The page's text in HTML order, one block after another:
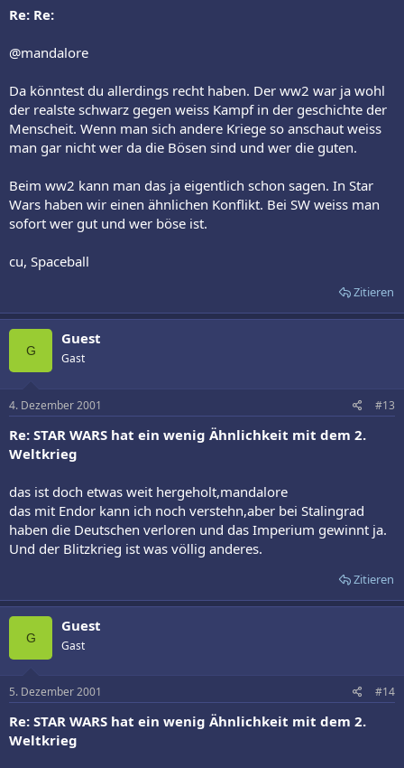
Re: Re:
@mandalore
Da könntest du allerdings recht haben. Der ww2 war ja wohl
der realste schwarz gegen weiss Kampf in der geschichte der
Menscheit. Wenn man sich andere Kriege so anschaut weiss
man gar nicht wer da die Bösen sind und wer die guten.
Beim ww2 kann man das ja eigentlich schon sagen. In Star
Wars haben wir einen ähnlichen Konflikt. Bei SW weiss man
sofort wer gut und wer böse ist.
cu, Spaceball
Zitieren
G
Guest
Gast
4. Dezember 2001 #13
Re: STAR WARS hat ein wenig Ähnlichkeit mit dem 2.
Weltkrieg
das ist doch etwas weit hergeholt,mandalore
das mit Endor kann ich noch verstehn,aber bei Stalingrad
haben die Deutschen verloren und das Imperium gewinnt ja.
Und der Blitzkrieg ist was völlig anderes.
Zitieren
G
Guest
Gast
5. Dezember 2001 #14
Re: STAR WARS hat ein wenig Ähnlichkeit mit dem 2.
Weltkrieg